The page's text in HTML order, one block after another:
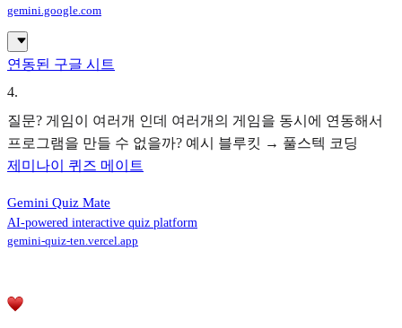
gemini.google.com
연동된 구글 시트
4.
질문? 게임이 여러개 인데 여러개의 게임을 동시에 연동해서
프로그램을 만들 수 없을까? 예시 블루킷 → 풀스텍 코딩
제미나이 퀴즈 메이트
Gemini Quiz Mate
AI-powered interactive quiz platform
gemini-quiz-ten.vercel.app